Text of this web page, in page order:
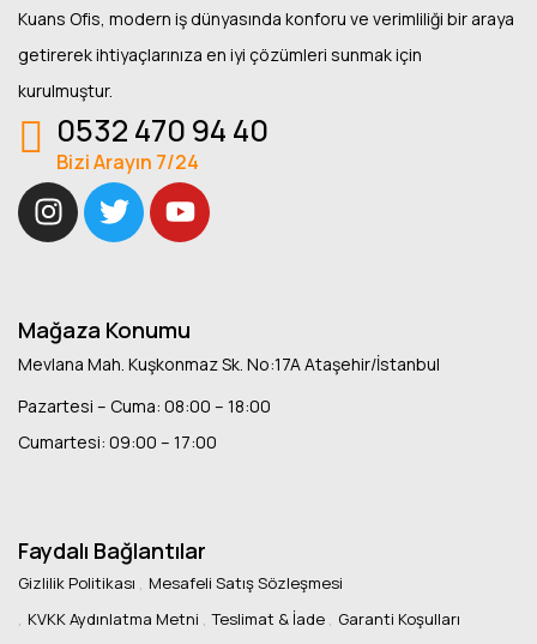
Kuans Ofis, modern iş dünyasında konforu ve verimliliği bir araya
getirerek ihtiyaçlarınıza en iyi çözümleri sunmak için
kurulmuştur.
0532 470 94 40
Bizi Arayın 7/24
Mağaza Konumu
Mevlana Mah. Kuşkonmaz Sk. No:17A Ataşehir/İstanbul
Pazartesi – Cuma: 08:00 – 18:00
Cumartesi: 09:00 – 17:00
Faydalı Bağlantılar
Gizlilik Politikası
Mesafeli Satış Sözleşmesi
KVKK Aydınlatma Metni
Teslimat & İade Garanti Koşulları